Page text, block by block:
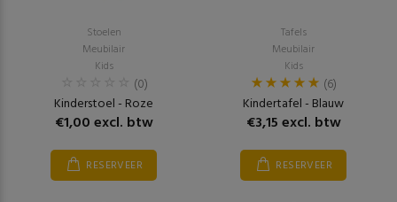
Stoelen
Meubilair
Kids
(0)
Kinderstoel - Roze
€1,00 excl. btw
RESERVEER
Tafels
Meubilair
Kids
(6)
Kindertafel - Blauw
€3,15 excl. btw
RESERVEER